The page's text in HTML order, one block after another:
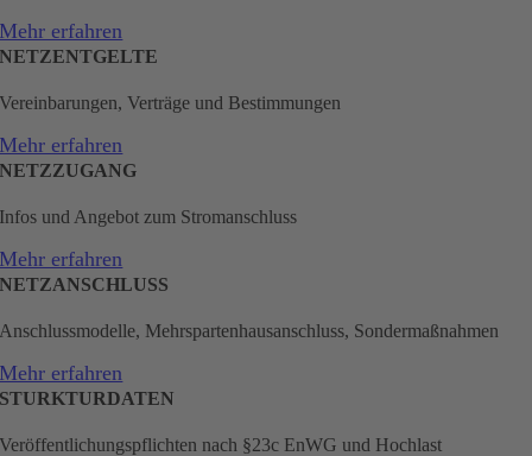
Mehr erfahren
NETZENTGELTE
Vereinbarungen, Verträge und Bestimmungen
Mehr erfahren
NETZZUGANG
Infos und Angebot zum Stromanschluss
Mehr erfahren
NETZANSCHLUSS
Anschlussmodelle, Mehrspartenhausanschluss, Sondermaßnahmen
Mehr erfahren
STURKTURDATEN
Veröffentlichungspflichten nach §23c EnWG und Hochlast